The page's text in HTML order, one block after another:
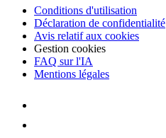
Conditions d'utilisation
Déclaration de confidentialité
Avis relatif aux cookies
Gestion cookies
FAQ sur l'IA
Mentions légales